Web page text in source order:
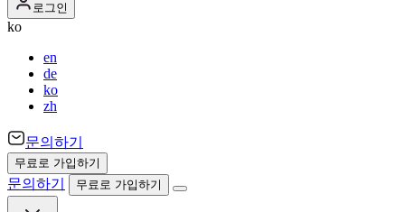
로그인
ko
en
de
ko
zh
문의하기
무료로 가입하기
문의하기 무료로 가입하기